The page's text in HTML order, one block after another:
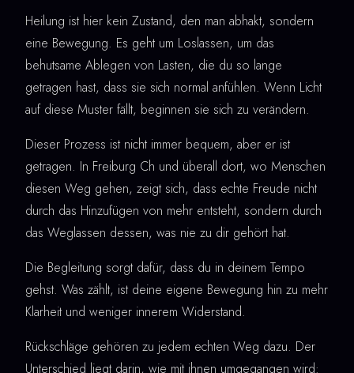
Heilung ist hier kein Zustand, den man abhakt, sondern
eine Bewegung. Es geht um Loslassen, um das
behutsame Ablegen von Lasten, die du so lange
getragen hast, dass sie sich normal anfühlen. Wenn Licht
auf diese Muster fällt, beginnen sie sich zu verändern.
Dieser Prozess ist nicht immer bequem, aber er ist
getragen. In Freiburg Ch und überall dort, wo Menschen
diesen Weg gehen, zeigt sich, dass echte Freude nicht
durch das Hinzufügen von mehr entsteht, sondern durch
das Weglassen dessen, was nie zu dir gehört hat.
Die Begleitung sorgt dafür, dass du in deinem Tempo
gehst. Was zählt, ist deine eigene Bewegung hin zu mehr
Klarheit und weniger innerem Widerstand.
Rückschläge gehören zu jedem echten Weg dazu. Der
Unterschied liegt darin, wie mit ihnen umgegangen wird: